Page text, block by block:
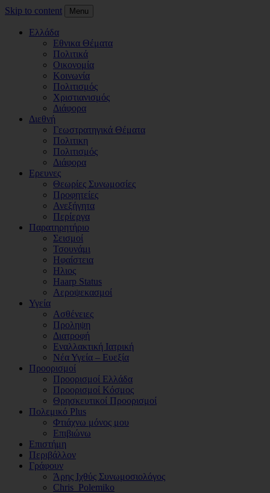
Skip to content Menu
Ελλάδα
Εθνικα Θέματα
Πολιτικά
Οικονομία
Κοινωνία
Πολιτισμός
Χριστιανισμός
Διάφορα
Διεθνή
Γεωστρατηγικά Θέματα
Πολιτικη
Πολιτισμός
Διάφορα
Ερευνες
Θεωρίες Συνωμοσίες
Προφητείες
Ανεξήγητα
Περίεργα
Παρατηρητήριο
Σεισμοί
Τσουνάμι
Ηφαίστεια
Ηλιος
Haarp Status
Αεροψεκασμοί
Υγεία
Ασθένειες
Προληψη
Διατροφή
Εναλλακτική Ιατρική
Νέα Υγεία – Ευεξία
Προορισμοί
Προορισμοί Ελλάδα
Προορισμοί Κόσμος
Θρησκευτικοί Προορισμοί
Πολεμικό Plus
Φτιάχνω μόνος μου
Επιβιώνω
Επιστήμη
Περιβάλλον
Γράφουν
Άρης Ιχθύς Συνωμοσιολόγος
Chris_Polemiko